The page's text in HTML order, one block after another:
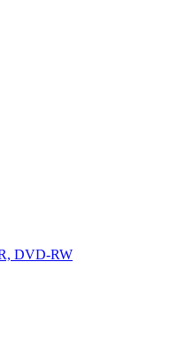
DVD-RW